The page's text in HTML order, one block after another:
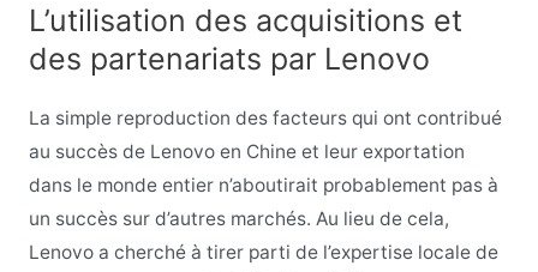
L’utilisation des acquisitions et
des partenariats par Lenovo
La simple reproduction des facteurs qui ont contribué
au succès de Lenovo en Chine et leur exportation
dans le monde entier n’aboutirait probablement pas à
un succès sur d’autres marchés. Au lieu de cela,
Lenovo a cherché à tirer parti de l’expertise locale de